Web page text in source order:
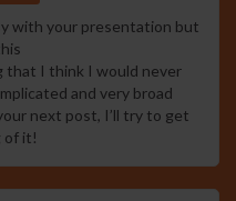
with your presentation but
that I think I would never
and very broad
next post, I’ll try to get
of it!